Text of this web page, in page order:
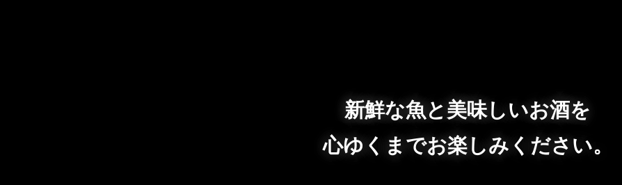
新鮮な魚と美味しいお酒を
心ゆくまでお楽しみください。